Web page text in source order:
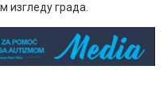
изгледу града.